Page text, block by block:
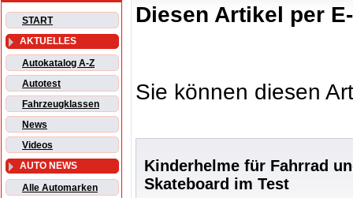
START
AKTUELLES
Autokatalog A-Z
Autotest
Fahrzeugklassen
News
Videos
AUTO NEWS
Alle Automarken
Diesen Artikel per
Sie können diesen
Kinderhelme für Fahrrad
Skateboard im Test